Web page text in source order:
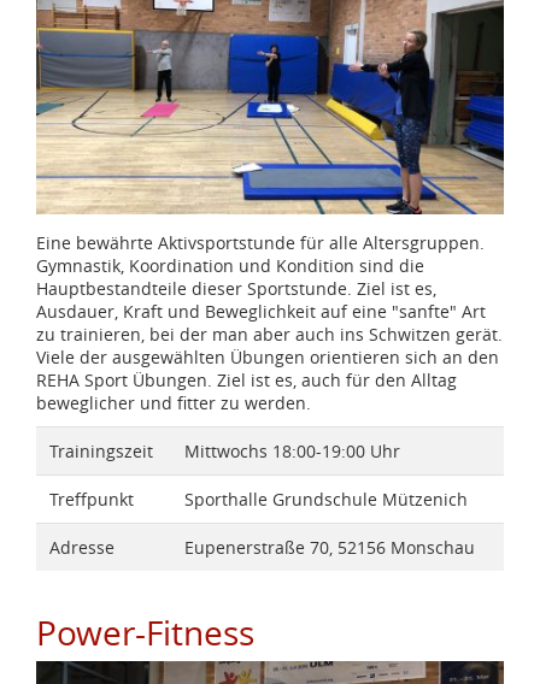
Eine bewährte Aktivsportstunde für alle Altersgruppen.
Gymnastik, Koordination und Kondition sind die
Hauptbestandteile dieser Sportstunde. Ziel ist es,
Ausdauer, Kraft und Beweglichkeit auf eine "sanfte" Art
zu trainieren, bei der man aber auch ins Schwitzen gerät.
Viele der ausgewählten Übungen orientieren sich an den
REHA Sport Übungen. Ziel ist es, auch für den Alltag
beweglicher und fitter zu werden.
Trainingszeit Mittwochs 18:00-19:00 Uhr
Treffpunkt Sporthalle Grundschule Mützenich
Adresse Eupenerstraße 70, 52156 Monschau
Power-Fitness